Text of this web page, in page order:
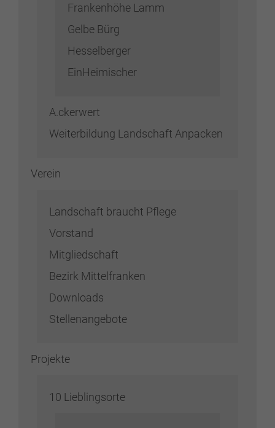
Frankenhöhe Lamm
Gelbe Bürg
Hesselberger
EinHeimischer
A.ckerwert
Weiterbildung Landschaft Anpacken
Verein
Landschaft braucht Pflege
Vorstand
Mitgliedschaft
Bezirk Mittelfranken
Downloads
Stellenangebote
Projekte
10 Lieblingsorte